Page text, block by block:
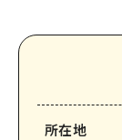
所在地